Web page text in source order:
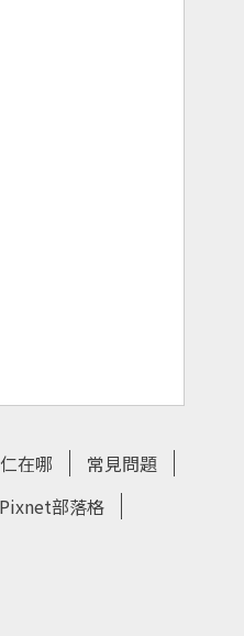
在哪
常見問題
Pixnet部落格